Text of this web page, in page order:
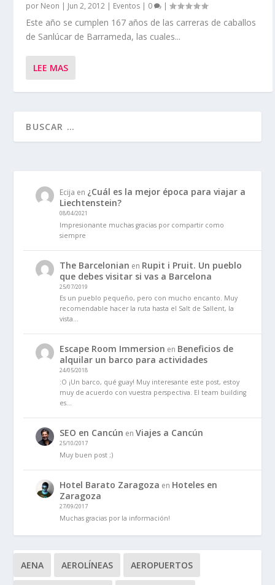
por Neon | Jun 2, 2012 | Eventos | 0 |
Este año se cumplen 167 años de las carreras de caballos
de Sanlúcar de Barrameda, las cuales...
LEE MAS
Ecija en ¿Cuál es la mejor época para viajar a
Liechtenstein?
08/04/2021
Impresionante muchas gracias por compartir como
siempre
The Barcelonian en Rupit i Pruit. Un pueblo
que debes visitar si vas a Barcelona
25/07/2019
Es un pueblo pequeño, pero con mucho encanto. Muy
recomendable hacer la ruta hasta el Salt de Sallent, la
vista…
Escape Room Immersion en Beneficios de
alquilar un barco para actividades
24/05/2018
:O ¡Un barco, qué guay! Muy interesante este post, estoy
muy de acuerdo con vuestra perspectiva. El team building
es…
SEO en Cancún enViajes a Cancún
25/10/2017
Muy buen post ;)
Hotel Barato Zaragoza en Hoteles en
Zaragoza
27/09/2017
Muchas gracias por la información!
AENA AEROLÍNEAS AEROPUERTOS